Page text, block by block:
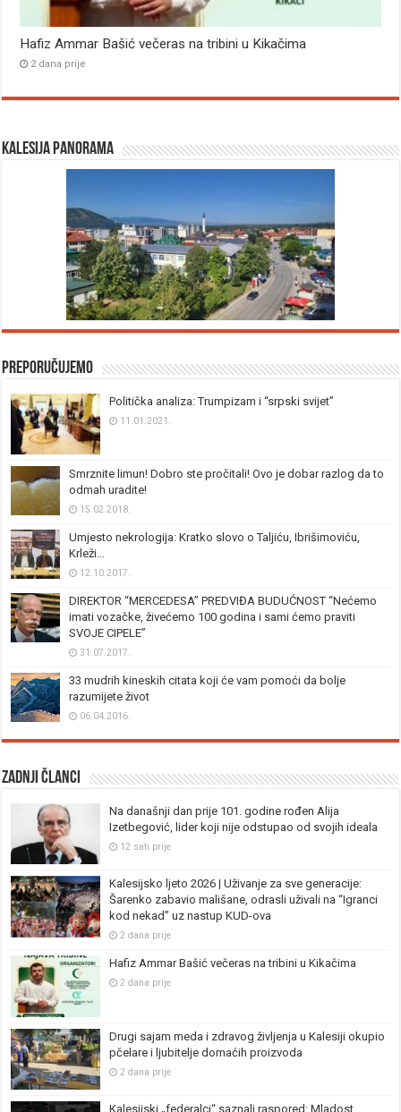
Hafiz Ammar Bašić večeras na tribini u Kikačima
2 dana prije
Kalesija panorama
Preporučujemo
Politička analiza: Trumpizam i “srpski svijet”
11.01.2021.
Smrznite limun! Dobro ste pročitali! Ovo je dobar razlog da to
odmah uradite!
15.02.2018.
Umjesto nekrologija: Kratko slovo o Taljiću, Ibrišimoviću,
Krleži…
12.10.2017.
DIREKTOR “MERCEDESA” PREDVIĐA BUDUĆNOST “Nećemo
imati vozačke, živećemo 100 godina i sami ćemo praviti
SVOJE CIPELE”
31.07.2017.
33 mudrih kineskih citata koji će vam pomoći da bolje
razumijete život
06.04.2016.
Zadnji članci
Na današnji dan prije 101. godine rođen Alija
Izetbegović, lider koji nije odstupao od svojih ideala
12 sati prije
Kalesijsko ljeto 2026 | Uživanje za sve generacije:
Šarenko zabavio mališane, odrasli uživali na “Igranci
kod nekad” uz nastup KUD-ova
2 dana prije
Hafiz Ammar Bašić večeras na tribini u Kikačima
2 dana prije
Drugi sajam meda i zdravog življenja u Kalesiji okupio
pčelare i ljubitelje domaćih proizvoda
2 dana prije
Kalesijski „federalci“ saznali raspored: Mladost